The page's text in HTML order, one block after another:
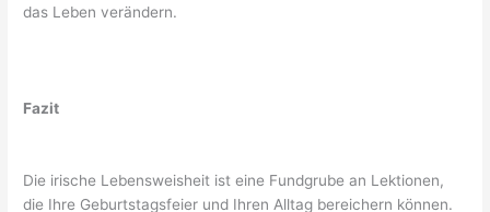
das Leben verändern.
Fazit
Die irische Lebensweisheit ist eine Fundgrube an Lektionen,
die Ihre Geburtstagsfeier und Ihren Alltag bereichern können.